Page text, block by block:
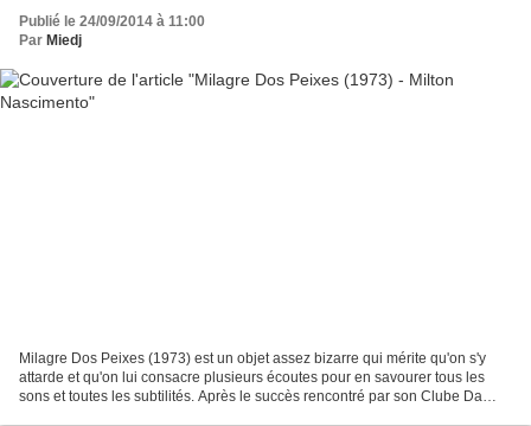
Publié le 24/09/2014 à 11:00
Par Miedj
Milagre Dos Peixes (1973) est un objet assez bizarre qui mérite qu'on s'y
attarde et qu'on lui consacre plusieurs écoutes pour en savourer tous les
sons et toutes les subtilités. Après le succès rencontré par son Clube Da